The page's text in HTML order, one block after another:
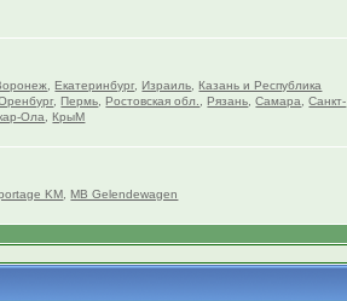
,Екатеринбург,Израиль ,Казань и Республика
,Пермь ,Ростовская обл. ,Рязань ,Самара ,Санкт-
Ола ,КрыМ
KM ,MB Gelendewagen